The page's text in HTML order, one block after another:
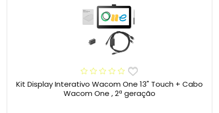
Kit Display Interativo Wacom One 13" Touch + Cabo
Wacom One , 2ª geração